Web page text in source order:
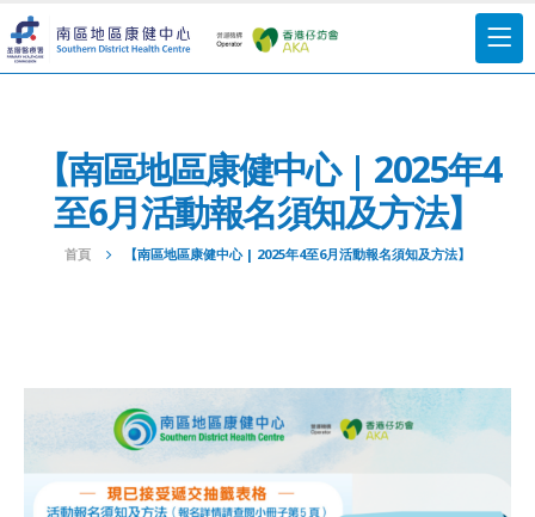
【南區地區康健中心 | 2025年4
至6月活動報名須知及方法】
首頁 【南區地區康健中心 | 2025年4至6月活動報名須知及方法】